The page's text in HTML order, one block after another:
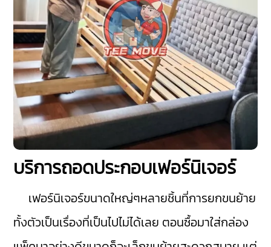
บริการถอดประกอบเฟอร์นิเจอร์
เฟอร์นิเจอร์ขนาดใหญ่ๆหลายชิ้นที่การยกขนย้าย
ทั้งตัวเป็นเรื่องที่เป็นไปไม่ได้เลย ตอนซื้อมาใส่กล่อง